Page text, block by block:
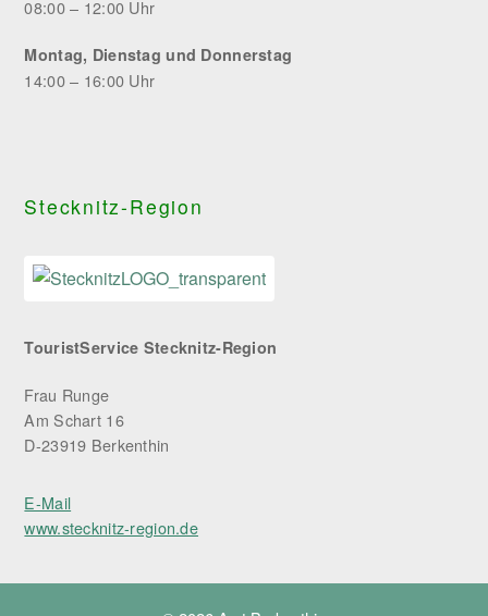
08:00 – 12:00 Uhr
Montag, Dienstag und Donnerstag
14:00 – 16:00 Uhr
Stecknitz-Region
TouristService Stecknitz-Region
Frau Runge
Am Schart 16
D-23919 Berkenthin
E-Mail
www.stecknitz-region.de